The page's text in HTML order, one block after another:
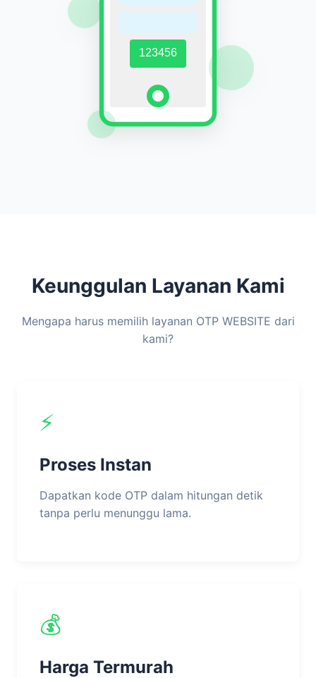
123456
Keunggulan Layanan Kami
Mengapa harus memilih layanan OTP WEBSITE dari
kami?
⚡
Proses Instan
Dapatkan kode OTP dalam hitungan detik
tanpa perlu menunggu lama.
💰
Harga Termurah